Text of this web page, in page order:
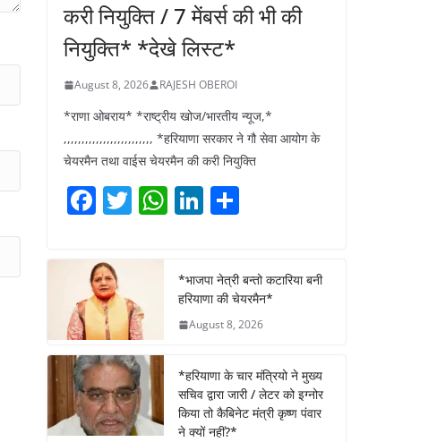
करी नियुक्ति / 7 मेंबर्स की भी की
नियुक्ति* *देखे लिस्ट*
August 8, 2026 RAJESH OBEROI
*राणा ओबराय* *राष्ट्रीय खोज/भारतीय न्यूज,*
,,,,,,,,,,,,,,,,,,,,,,,,, *हरियाणा सरकार ने गौ सेवा आयोग के
चेयरमैन तथा वाईस चेयरमैन की करी नियुक्ति
F
c
e
b
o
o
k
T
itt
W
s
A
p
Li
e
dI
n
e
*भाजपा नेत्री बन्तो कटारिया बनी
हरियाणा की चेयरमैन*
August 8, 2026
*हरियाणा के चार मंत्रियो ने मुख्य
सचिव द्वारा जारी / लेटर को इग्नोर
किया तो कैबिनेट मंत्री कृष्ण पंवार
ने क्यों नहीं?*